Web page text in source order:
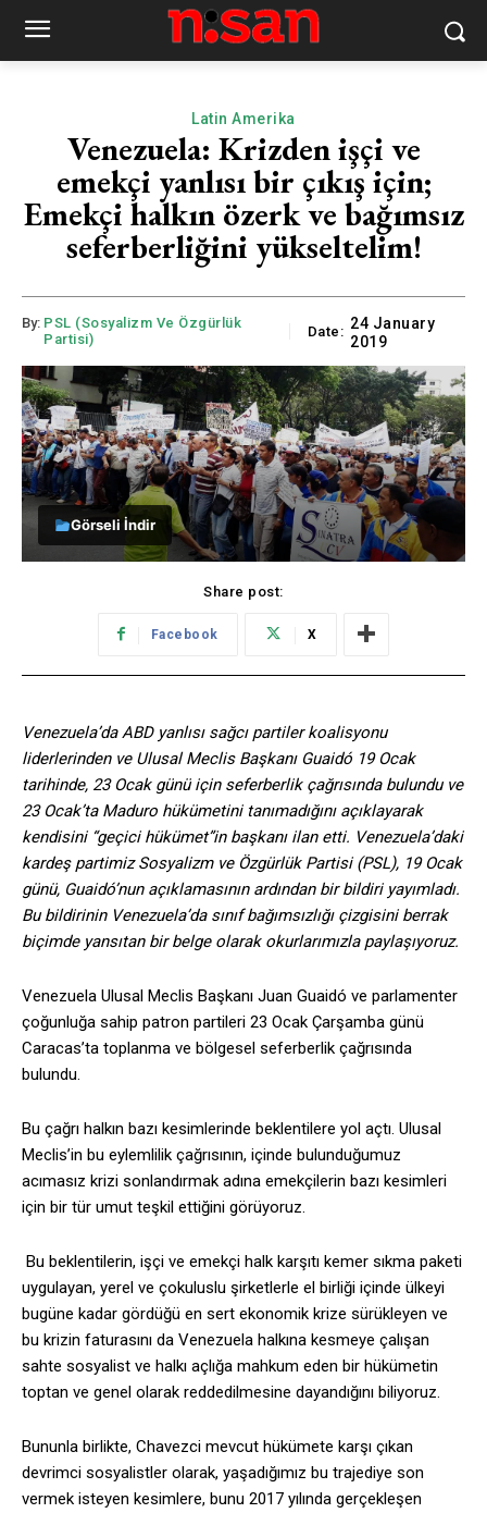
Latin Amerika
Venezuela: Krizden işçi ve
emekçi yanlısı bir çıkış için;
Emekçi halkın özerk ve bağımsız
seferberliğini yükseltelim!
By: PSL (Sosyalizm Ve Özgürlük
Partisi)
Date: 24 January
2019
Görseli İndir
Share post:
Facebook X
Venezuela’da ABD yanlısı sağcı partiler koalisyonu
liderlerinden ve Ulusal Meclis Başkanı Guaidó 19 Ocak
tarihinde, 23 Ocak günü için seferberlik çağrısında bulundu ve
23 Ocak’ta Maduro hükümetini tanımadığını açıklayarak
kendisini “geçici hükümet”in başkanı ilan etti. Venezuela’daki
kardeş partimiz Sosyalizm ve Özgürlük Partisi (PSL), 19 Ocak
günü, Guaidó’nun açıklamasının ardından bir bildiri yayımladı.
Bu bildirinin Venezuela’da sınıf bağımsızlığı çizgisini berrak
biçimde yansıtan bir belge olarak okurlarımızla paylaşıyoruz.
Venezuela Ulusal Meclis Başkanı Juan Guaidó ve parlamenter
çoğunluğa sahip patron partileri 23 Ocak Çarşamba günü
Caracas’ta toplanma ve bölgesel seferberlik çağrısında
bulundu.
Bu çağrı halkın bazı kesimlerinde beklentilere yol açtı. Ulusal
Meclis’in bu eylemlilik çağrısının, içinde bulunduğumuz
acımasız krizi sonlandırmak adına emekçilerin bazı kesimleri
için bir tür umut teşkil ettiğini görüyoruz.
Bu beklentilerin, işçi ve emekçi halk karşıtı kemer sıkma paketi
uygulayan, yerel ve çokuluslu şirketlerle el birliği içinde ülkeyi
bugüne kadar gördüğü en sert ekonomik krize sürükleyen ve
bu krizin faturasını da Venezuela halkına kesmeye çalışan
sahte sosyalist ve halkı açlığa mahkum eden bir hükümetin
toptan ve genel olarak reddedilmesine dayandığını biliyoruz.
Bununla birlikte, Chavezci mevcut hükümete karşı çıkan
devrimci sosyalistler olarak, yaşadığımız bu trajediye son
vermek isteyen kesimlere, bunu 2017 yılında gerçekleşen